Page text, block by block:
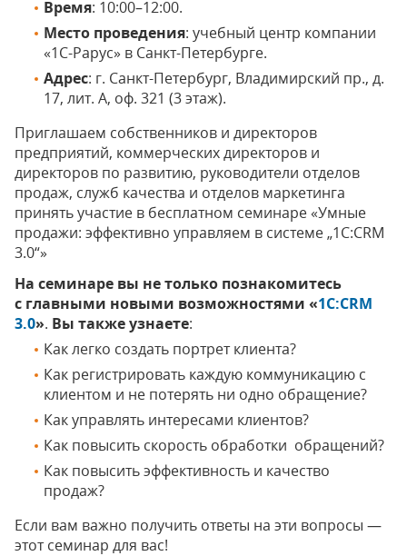
Время: 10:00–12:00.
Место проведения: учебный центр компании
«1С-Рарус» в Санкт-Петербурге.
Адрес: г. Санкт-Петербург, Владимирский пр., д.
17, лит. А, оф. 321 (3 этаж).
Приглашаем собственников и директоров
предприятий, коммерческих директоров и
директоров по развитию, руководители отделов
продаж, служб качества и отделов маркетинга
принять участие в бесплатном семинаре «Умные
продажи: эффективно управляем в системе „1С:CRM
3.0“»
На семинаре вы не только познакомитесь
с главными новыми возможностями «1С:CRM
3.0». Вы также узнаете:
Как легко создать портрет клиента?
Как регистрировать каждую коммуникацию с
клиентом и не потерять ни одно обращение?
Как управлять интересами клиентов?
Как повысить скорость обработки обращений?
Как повысить эффективность и качество
продаж?
Если вам важно получить ответы на эти вопросы —
этот семинар для вас!